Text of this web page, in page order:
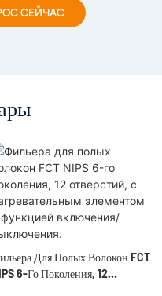
СЕЙЧАС
Для Полых Волокон FCT
6-Го Поколения, 12